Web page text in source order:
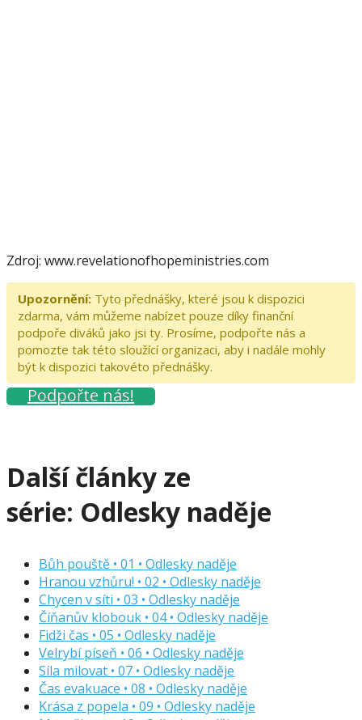
Zdroj: www.revelationofhopeministries.com
Upozornění: Tyto přednášky, které jsou k dispozici
zdarma, vám můžeme nabízet pouze díky finanční
podpoře diváků jako jsi ty. Prosíme, podpořte nás a
pomozte tak této sloužící organizaci, aby i nadále mohly
být k dispozici takovéto přednášky.
Podpořte nás!
Další články ze
série: Odlesky naděje
Bůh pouště • 01 • Odlesky naděje
Hranou vzhůru! • 02 • Odlesky naděje
Chycen v síti • 03 • Odlesky naděje
Číňanův klobouk • 04 • Odlesky naděje
Fidži čas • 05 • Odlesky naděje
Velrybí píseň • 06 • Odlesky naděje
Síla milovat • 07 • Odlesky naděje
Čas evakuace • 08 • Odlesky naděje
Krása z popela • 09 • Odlesky naděje